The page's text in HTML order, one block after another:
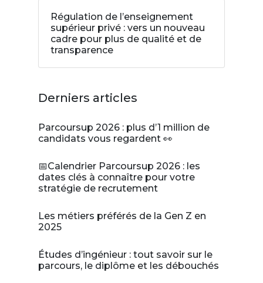
Régulation de l’enseignement
supérieur privé : vers un nouveau
cadre pour plus de qualité et de
transparence
Derniers articles
Parcoursup 2026 : plus d’1 million de
candidats vous regardent 👀
📅Calendrier Parcoursup 2026 : les
dates clés à connaître pour votre
stratégie de recrutement
Les métiers préférés de la Gen Z en
2025
Études d’ingénieur : tout savoir sur le
parcours, le diplôme et les débouchés